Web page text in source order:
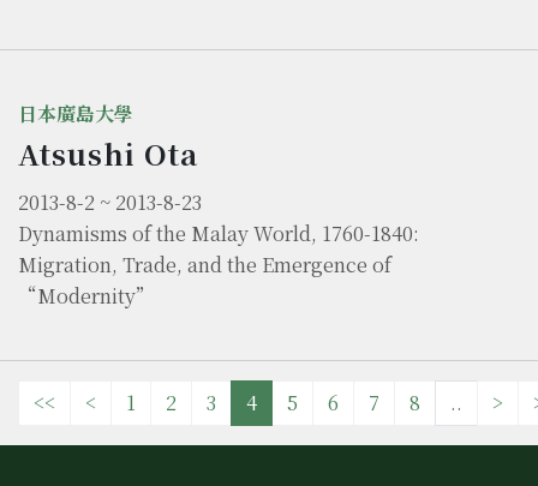
日本廣島大學
Atsushi Ota
2013-8-2 ~ 2013-8-23
Dynamisms of the Malay World, 1760-1840:
Migration, Trade, and the Emergence of
“Modernity”
<< < 1 2 3 4 5 6 7 8 .. >